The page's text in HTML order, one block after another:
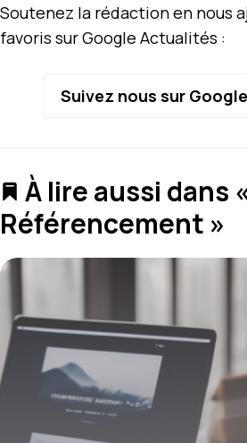
Soutenez la rédaction en nous
favoris sur Google Actualités :
Suivez nous sur
À lire aussi dans
Référencement »